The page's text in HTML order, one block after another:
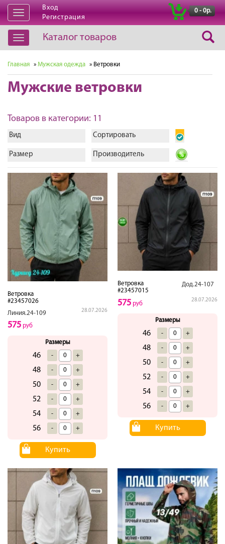
Открыть
навигацию
Вход
Регистрация
0 - 0р.
Открыть
навигацию
Каталог товаров
Главная » Мужская одежда » Ветровки
Мужские ветровки
Товаров в категории: 11
Вид Сортировать
Размер Производитель
Ветровка
#23457026
Линия.24-109
28.07.2026
575 руб
Размеры
46 - +
48 - +
50 - +
52 - +
54 - +
56 - +
Купить
Ветровка
#23457015
Дод.24-107
28.07.2026
575 руб
Размеры
46 - +
48 - +
50 - +
52 - +
54 - +
56 - +
Купить